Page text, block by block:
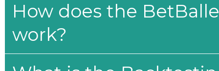
How does the
work?